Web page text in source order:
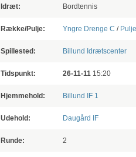
Idræt: Bordtennis
Række/Pulje: Yngre Drenge C /
Spillested: Billund Idrætscenter
Tidspunkt: 26-11-11 15:20
Hjemmehold: Billund IF 1
Udehold: Daugård IF
Runde: 2